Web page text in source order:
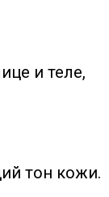
и теле,
тон кожи.